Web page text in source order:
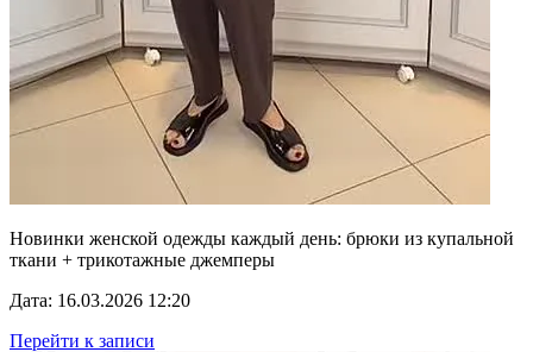
Новинки женской одежды каждый день: брюки из купальной
ткани + трикотажные джемперы
Дата: 16.03.2026 12:20
Перейти к записи